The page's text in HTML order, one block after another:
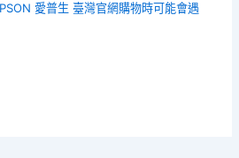
愛普生 臺灣官網購物時可能會遇